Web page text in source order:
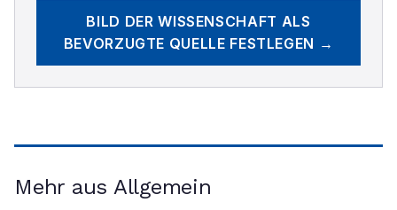
BILD DER WISSENSCHAFT ALS
BEVORZUGTE QUELLE FESTLEGEN →
Mehr aus Allgemein